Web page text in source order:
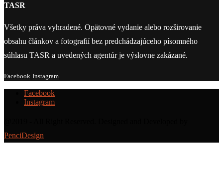
TASR
Všetky práva vyhradené. Opätovné vydanie alebo rozširovanie
obsahu článkov a fotografií bez predchádzajúceho písomného
súhlasu TASR a uvedených agentúr je výslovne zakázané.
Facebook Instagram
Facebook
Instagram
PenciDesign